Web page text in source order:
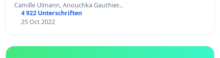
Camille Ulmann, Anouchka Gauthier…
4 922 Unterschriften
25 Oct 2022